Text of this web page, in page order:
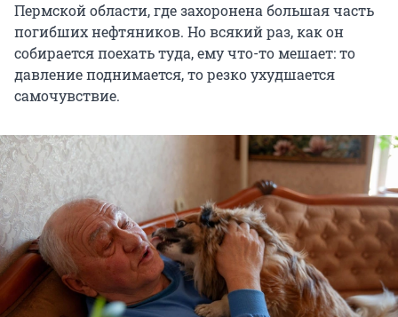
Пермской области, где захоронена большая часть
погибших нефтяников. Но всякий раз, как он
собирается поехать туда, ему что-то мешает: то
давление поднимается, то резко ухудшается
самочувствие.